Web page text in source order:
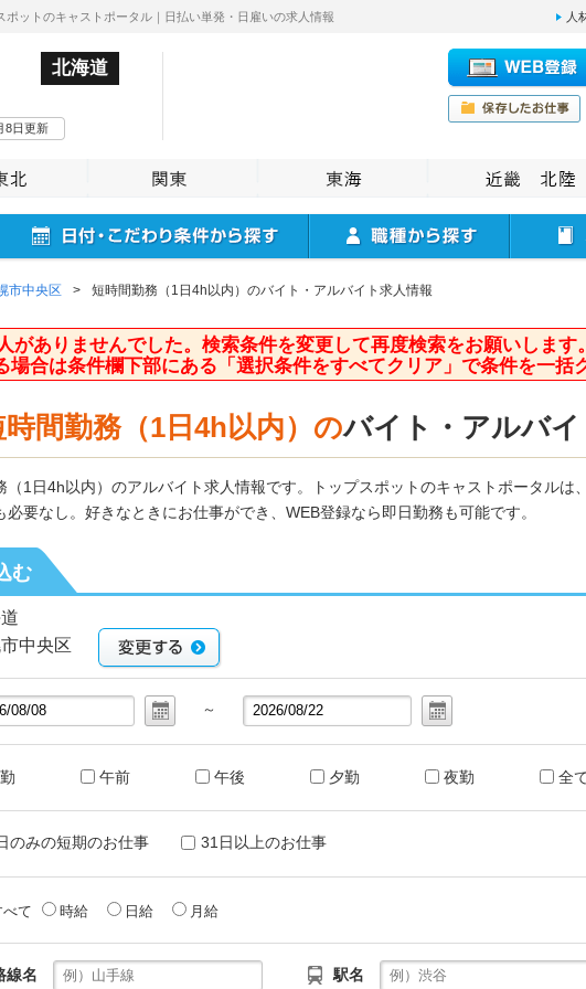
ットのキャストポータル｜日払い単発・日雇いの求人情報 人
北海道
8日更新
市中央区 > 短時間勤務（1日4h以内）のバイト・アルバイト求人情報
がありませんでした。検索条件を変更して再度検索をお願いします
場合は条件欄下部にある「選択条件をすべてクリア」で条件を一括
間勤務（1日4h以内）のバイト・アルバ
1日4h以内）のアルバイト求人情報です。トップスポットのキャストポータルは
要なし。好きなときにお仕事ができ、WEB登録なら即日勤務も可能です。
む
中央区
～
午前 午後 夕勤 夜勤 全
のみの短期のお仕事 31日以上のお仕事
べて 時給 日給 月給
線名 駅名